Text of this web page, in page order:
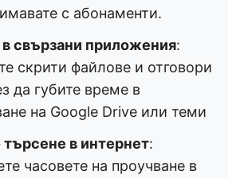
с абонаменти.
свързани приложения:
скрити файлове и отговори
да губите време в
на Google Drive или теми
в интернет:
часовете на проучване в